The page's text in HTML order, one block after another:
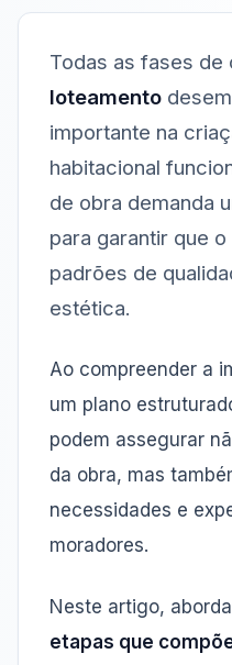
Todas as fases de
loteamento
importante na
habitacional
de obra demanda
para garantir que
padrões de
estética.
Ao compreender a
um plano
podem assegurar
da obra, mas
necessidades e
moradores.
Neste artigo,
etapas que